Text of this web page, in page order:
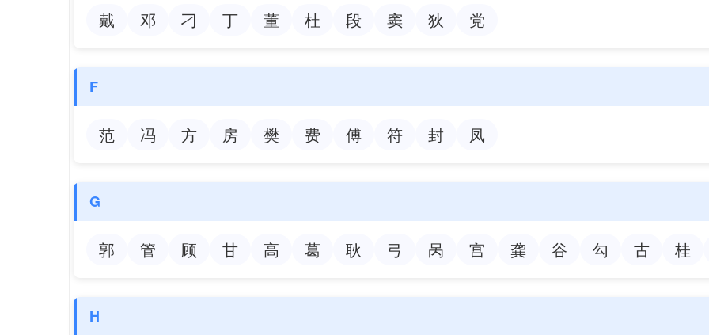
戴 邓 刁 丁 董 杜 段 窦 狄 党
F
范 冯 方 房 樊 费 傅 符 封 凤
G
郭 管 顾 甘 高 葛 耿 弓 呙 宫 龚 谷 勾 古 桂
H